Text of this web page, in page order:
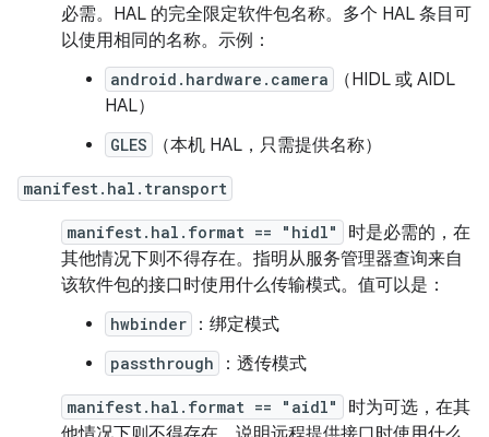
必需。HAL 的完全限定软件包名称。多个 HAL 条目可
以使用相同的名称。示例：
android.hardware.camera
（HIDL 或 AIDL
HAL）
GLES （本机 HAL，只需提供名称）
manifest.hal.transport
manifest.hal.format == "hidl"
时是必需的，在
其他情况下则不得存在。指明从服务管理器查询来自
该软件包的接口时使用什么传输模式。值可以是：
hwbinder ：绑定模式
passthrough ：透传模式
manifest.hal.format == "aidl"
时为可选，在其